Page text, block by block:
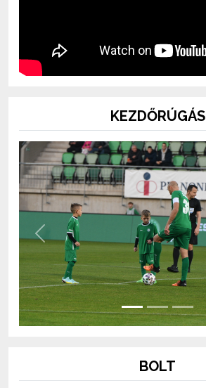
KEZDŐRÚGÁS
Previous